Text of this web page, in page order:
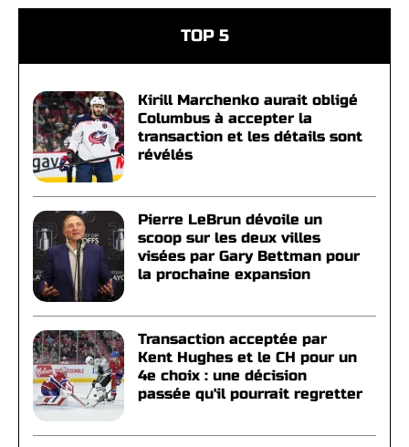
TOP 5
Kirill Marchenko aurait obligé
Columbus à accepter la
transaction et les détails sont
révélés
Pierre LeBrun dévoile un
scoop sur les deux villes
visées par Gary Bettman pour
la prochaine expansion
Transaction acceptée par
Kent Hughes et le CH pour un
4e choix : une décision
passée qu'il pourrait regretter